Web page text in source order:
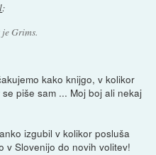
:
Grims.
kako knijgo, v kolikor
piše sam ... Moj boj ali nekaj
izgubil v kolikor posluša
v Slovenijo do novih volitev!